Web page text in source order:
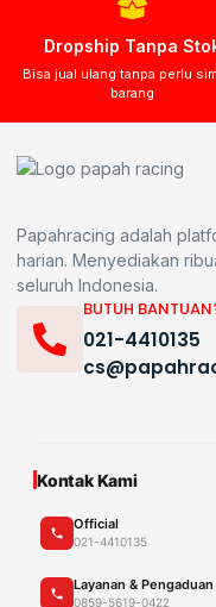
Dropship Tanpa
Bisa jual ulang tanpa perlu
barang
Papahracing adalah
harian. Menyediakan
seluruh Indonesia.
BUTUH
021-4410135
Kontak Kami
Official
021-4410135
Layanan & Pengaduan
0859-5619-0422